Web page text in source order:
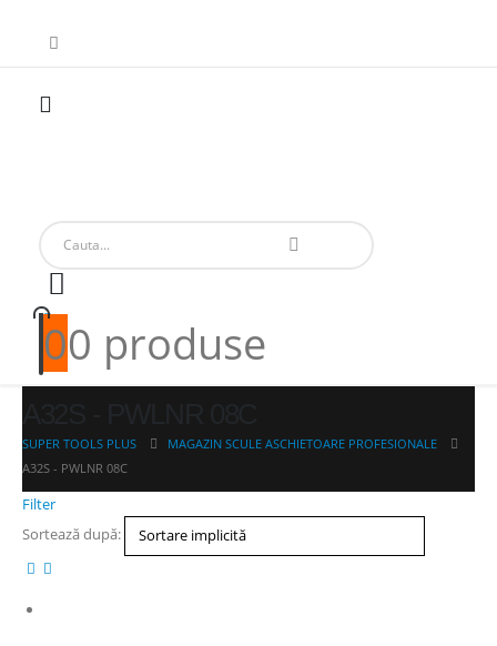
00 produse
SUPER TOOLS PLUS
MAGAZIN SCULE ASCHIETOARE PROFESIONALE
A32S - PWLNR 08C
Filter
Sortează după: